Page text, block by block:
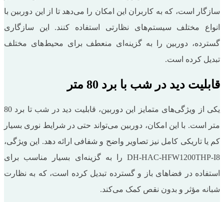
سازگار است، که به کاربران این امکان را می‌دهد تا از این دوربین با
انواع مختلف سیستم‌های نظارتی استفاده کنند. این سازگاری
گسترده، دوربین را به گزینه‌ای منعطف برای محیط‌های مختلف
تبدیل کرده است.
قابلیت دید در شب با برد 80 متر
یکی از ویژگی‌های متمایز این دوربین، قابلیت دید در شب تا برد 80
متر است. با این امکان، دوربین می‌تواند حتی در شرایط نوری بسیار
کم یا تاریکی کامل نیز تصاویر واضح و شفافی ارائه دهد. این ویژگی،
DH-HAC-HFW1200THP-I8 را به گزینه‌ای بسیار مناسب برای
استفاده در فضاهای باز و گسترده تبدیل کرده است، که به نظارت
شبانه مؤثر و بدون نقص کمک می‌کند.